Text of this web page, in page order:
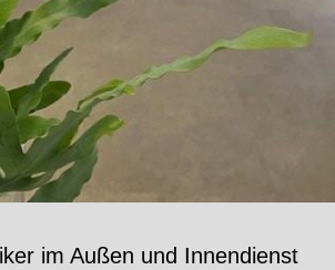
im Außen und Innendienst